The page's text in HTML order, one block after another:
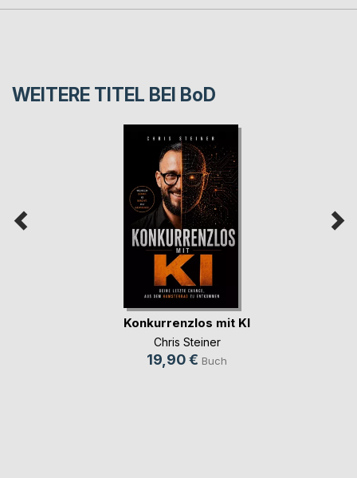
WEITERE TITEL BEI BoD
Konkurrenzlos mit KI
Chris Steiner
19,90 € Buch